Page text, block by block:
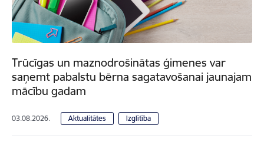
Trūcīgas un maznodrošinātas ģimenes var
saņemt pabalstu bērna sagatavošanai jaunajam
mācību gadam
03.08.2026. Aktualitātes Izglītība